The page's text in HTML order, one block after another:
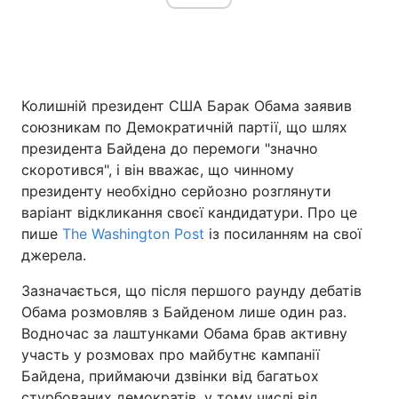
Україна Політика
Спорт Наука
Техно і зв'язок Лайт
Зброя
Здоров'я Туризм
Цікавинки Погода
Екологія Регіони
Колишній президент США Барак Обама заявив
союзникам по Демократичній партії, що шлях
президента Байдена до перемоги "значно
скоротився", і він вважає, що чинному
президенту необхідно серйозно розглянути
варіант відкликання своєї кандидатури. Про це
пише The Washington Post із посиланням на свої
джерела.
Зазначається, що після першого раунду дебатів
Обама розмовляв з Байденом лише один раз.
Водночас за лаштунками Обама брав активну
участь у розмовах про майбутнє кампанії
Байдена, приймаючи дзвінки від багатьох